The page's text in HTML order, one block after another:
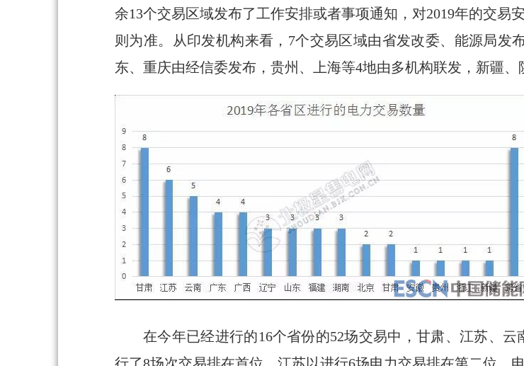
余13个交易区域发布了工作安排或者事项通知，对2019年的交易
则为准。从印发机构来看，7个交易区域由省发改委、能源局发
东、重庆由经信委发布，贵州、上海等4地由多机构联发，新疆、
在今年已经进行的16个省份的52场交易中，甘肃、江苏、